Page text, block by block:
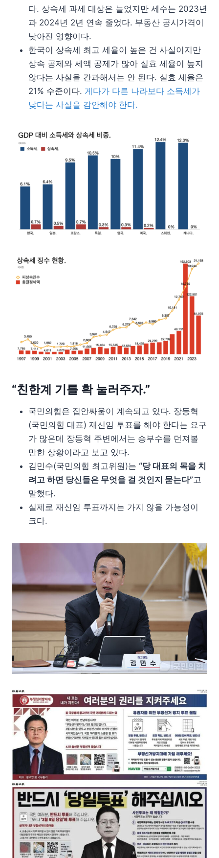
다. 상속세 과세 대상은 늘었지만 세수는 2023년
과 2024년 2년 연속 줄었다. 부동산 공시가격이
낮아진 영향이다.
한국이 상속세 최고 세율이 높은 건 사실이지만
상속 공제와 세액 공제가 많아 실효 세율이 높지
않다는 사실을 간과해서는 안 된다. 실효 세율은
21% 수준이다. 게다가 다른 나라보다 소득세가
낮다는 사실을 감안해야 한다.
“친한계 기를 확 눌러주자.”
국민의힘은 집안싸움이 계속되고 있다. 장동혁
(국민의힘 대표) 재신임 투표를 해야 한다는 요구
가 많은데 장동혁 주변에서는 승부수를 던져볼
만한 상황이라고 보고 있다.
김민수(국민의힘 최고위원)는 “당 대표의 목을 치
려고 하면 당신들은 무엇을 걸 것인지 묻는다”고
말했다.
실제로 재신임 투표까지는 가지 않을 가능성이
크다.